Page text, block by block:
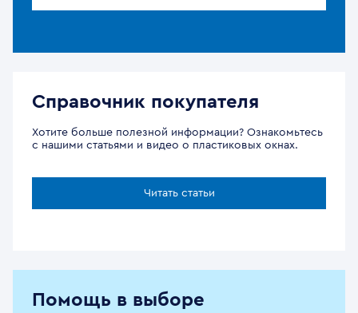
Справочник покупателя
Хотите больше полезной информации? Ознакомьтесь
с нашими статьями и видео о пластиковых окнах.
Читать статьи
Помощь в выборе